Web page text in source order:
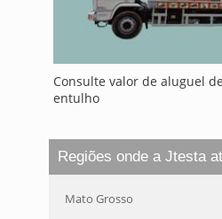
Consulte valor de aluguel
entulho
Regiões onde a Jtesta
Mato Grosso